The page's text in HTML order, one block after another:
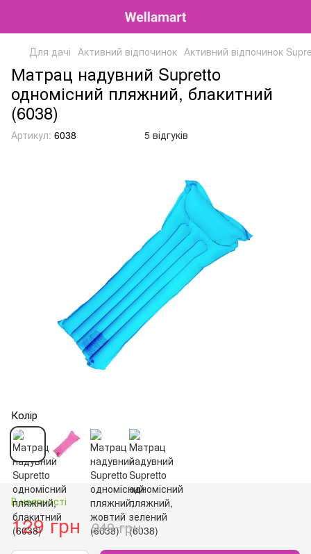
Для дачі Активний відпочинок Активний відпочинок
Матрац надувний Supretto
одномісний пляжний, блакитний
(6038)
Артикул: 6038 5 відгуків
Колір
В наявності
129 грн 249 грн